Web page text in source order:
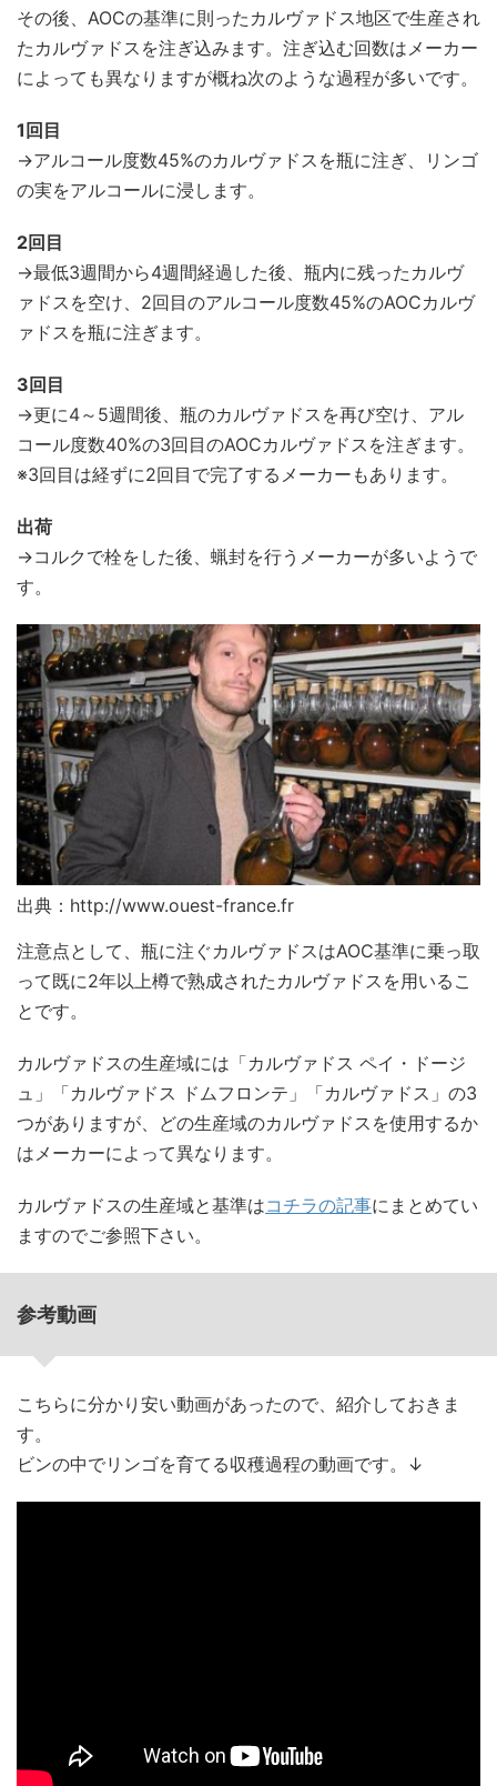
その後、AOCの基準に則ったカルヴァドス地区で生産され
たカルヴァドスを注ぎ込みます。注ぎ込む回数はメーカー
によっても異なりますが概ね次のような過程が多いです。
1回目
→アルコール度数45%のカルヴァドスを瓶に注ぎ、リンゴ
の実をアルコールに浸します。
2回目
→最低3週間から4週間経過した後、瓶内に残ったカルヴ
ァドスを空け、2回目のアルコール度数45%のAOCカルヴ
ァドスを瓶に注ぎます。
3回目
→更に4～5週間後、瓶のカルヴァドスを再び空け、アル
コール度数40%の3回目のAOCカルヴァドスを注ぎます。
※3回目は経ずに2回目で完了するメーカーもあります。
出荷
→コルクで栓をした後、蝋封を行うメーカーが多いようで
す。
出典：http://www.ouest-france.fr
注意点として、瓶に注ぐカルヴァドスはAOC基準に乗っ取
って既に2年以上樽で熟成されたカルヴァドスを用いるこ
とです。
カルヴァドスの生産域には「カルヴァドス ペイ・ドージ
ュ」「カルヴァドス ドムフロンテ」「カルヴァドス」の3
つがありますが、どの生産域のカルヴァドスを使用するか
はメーカーによって異なります。
カルヴァドスの生産域と基準はコチラの記事にまとめてい
ますのでご参照下さい。
参考動画
こちらに分かり安い動画があったので、紹介しておきま
す。
ビンの中でリンゴを育てる収穫過程の動画です。↓